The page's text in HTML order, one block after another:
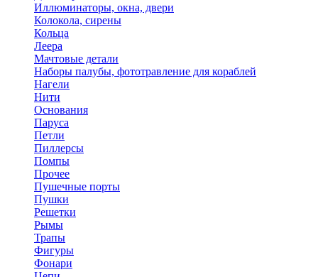
Иллюминаторы, окна, двери
Колокола, сирены
Кольца
Леера
Мачтовые детали
Наборы палубы, фототравление для кораблей
Нагели
Нити
Основания
Паруса
Петли
Пиллерсы
Помпы
Прочее
Пушечные порты
Пушки
Решетки
Рымы
Трапы
Фигуры
Фонари